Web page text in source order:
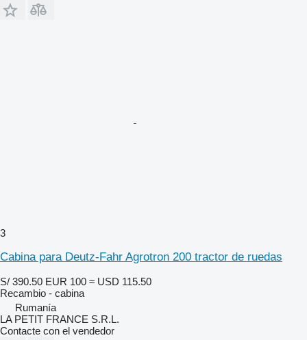
3
Cabina para Deutz-Fahr Agrotron 200 tractor de ruedas
S/ 390.50 EUR 100 ≈ USD 115.50
Recambio - cabina
Rumanía
LA PETIT FRANCE S.R.L.
Contacte con el vendedor